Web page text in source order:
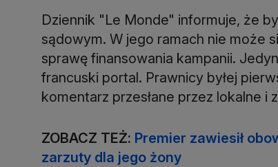
Dziennik "Le Monde" informuje, że
sądowym. W jego ramach nie może
sprawę finansowania kampanii.
francuski portal. Prawnicy byłej
komentarz przesłane przez lokalne i
ZOBACZ TEŻ: Premier zawiesił
zarzuty dla jego żony